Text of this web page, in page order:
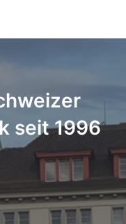
seit 1996